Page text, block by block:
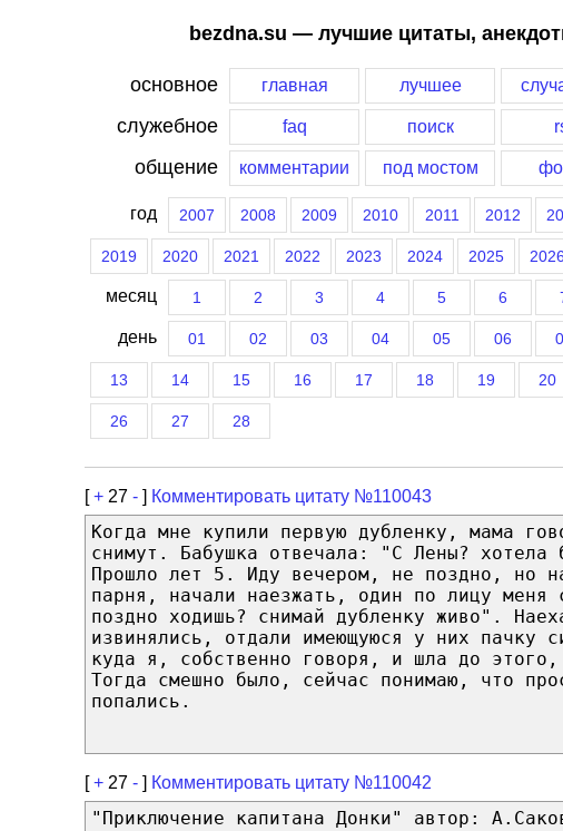
bezdna.su — лучшие цитаты,
основное главная лучшее
служебное faq поиск
общение комментарии под мостом
год 2007 2008 2009 2010 2011 2012
2019 2020 2021 2022 2023 2024 2025 2026
месяц 1 2 3 4 5 6
день 01 02 03 04 05 06
13 14 15 16 17 18 19 20
26 27 28
[+ 27 - ] Комментировать цитату №110043
Когда мне купили первую дубленку, мама
снимут. Бабушка отвечала: "C Лены? хотела
Прошло лет 5. Иду вечером, не поздно, но
парня, начали наезжать, один по лицу меня
поздно ходишь? снимай дубленку живо".
извинялись, отдали имеющуюся у них пачку
куда я, собственно говоря, и шла до
Тогда смешно было, сейчас понимаю, что
попались.
[+ 27 - ] Комментировать цитату №110042
"Приключение капитана Донки" автор: